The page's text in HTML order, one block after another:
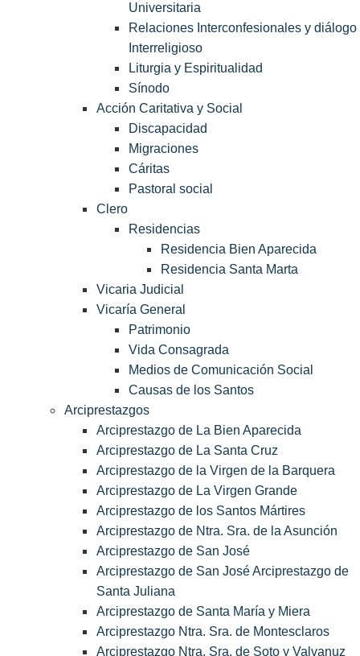
Universitaria
Relaciones Interconfesionales y diálogo
Interreligioso
Liturgia y Espiritualidad
Sínodo
Acción Caritativa y Social
Discapacidad
Migraciones
Cáritas
Pastoral social
Clero
Residencias
Residencia Bien Aparecida
Residencia Santa Marta
Vicaria Judicial
Vicaría General
Patrimonio
Vida Consagrada
Medios de Comunicación Social
Causas de los Santos
Arciprestazgos
Arciprestazgo de La Bien Aparecida
Arciprestazgo de La Santa Cruz
Arciprestazgo de la Virgen de la Barquera
Arciprestazgo de La Virgen Grande
Arciprestazgo de los Santos Mártires
Arciprestazgo de Ntra. Sra. de la Asunción
Arciprestazgo de San José
Arciprestazgo de San José Arciprestazgo de
Santa Juliana
Arciprestazgo de Santa María y Miera
Arciprestazgo Ntra. Sra. de Montesclaros
Arciprestazgo Ntra. Sra. de Soto y Valvanuz